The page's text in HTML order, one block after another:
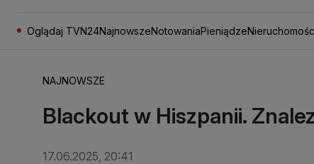
Oglądaj TVN24NajnowszeNotowaniaPieniądze
NAJNOWSZE
Blackout w Hiszpanii.
17.06.2025, 20:41